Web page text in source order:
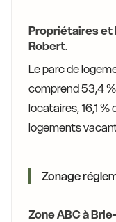
Propriétaires et
Robert.
Le parc de
comprend 53,4
locataires, 16,1
logements
Zonage
Zone ABC à